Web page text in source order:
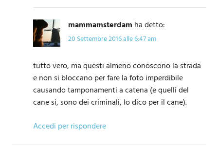
mammamsterdam ha detto:
20 Settembre 2016 alle 6:47 am
tutto vero, ma questi almeno conoscono la strada
e non si bloccano per fare la foto imperdibile
causando tamponamenti a catena (e quelli del
cane si, sono dei criminali, lo dico per il cane).
Accedi per rispondere